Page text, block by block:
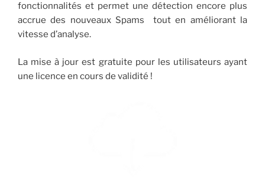
fonctionnalités et permet une détection encore plus
accrue des nouveaux Spams tout en améliorant la
vitesse d’analyse.
La mise à jour est gratuite pour les utilisateurs ayant
une licence en cours de validité !